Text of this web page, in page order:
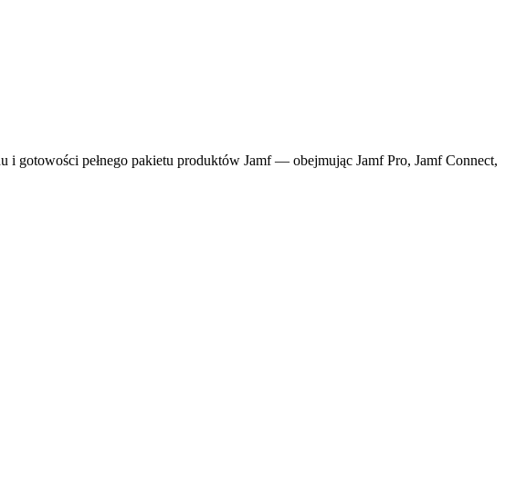
gotowości pełnego pakietu produktów Jamf — obejmując Jamf Pro, Jamf Connect,